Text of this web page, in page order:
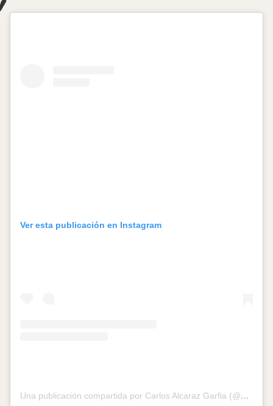
Ver esta publicación en Instagram
Una publicación compartida por Carlos Alcaraz Garfia (@carlitosalcarazz)